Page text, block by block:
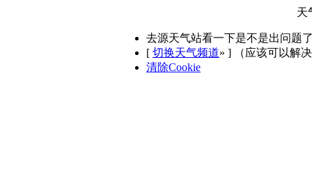
天
去源天气站看一下是不是出问题
[ 切换天气频道» ] （应该可以解
清除Cookie